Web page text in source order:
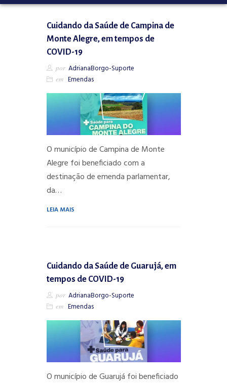
Cuidando da Saúde de Campina de
Monte Alegre, em tempos de
COVID-19
por AdrianaBorgo-Suporte
em Emendas
O município de Campina de Monte
Alegre foi beneficiado com a
destinação de emenda parlamentar,
da…
LEIA MAIS
Cuidando da Saúde de Guarujá, em
tempos de COVID-19
por AdrianaBorgo-Suporte
em Emendas
O município de Guarujá foi beneficiado